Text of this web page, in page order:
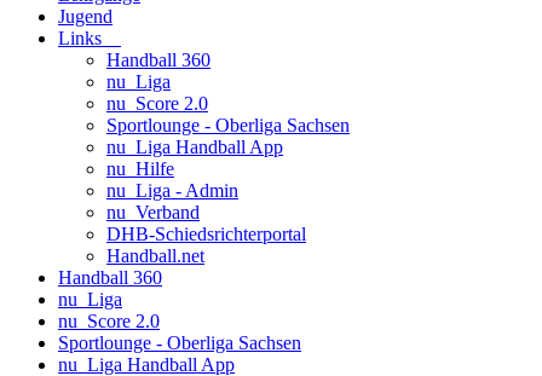
Jugend
Links
Handball 360
nu_Liga
nu_Score 2.0
Sportlounge - Oberliga Sachsen
nu_Liga Handball App
nu_Hilfe
nu_Liga - Admin
nu_Verband
DHB-Schiedsrichterportal
Handball.net
Handball 360
nu_Liga
nu_Score 2.0
Sportlounge - Oberliga Sachsen
nu_Liga Handball App